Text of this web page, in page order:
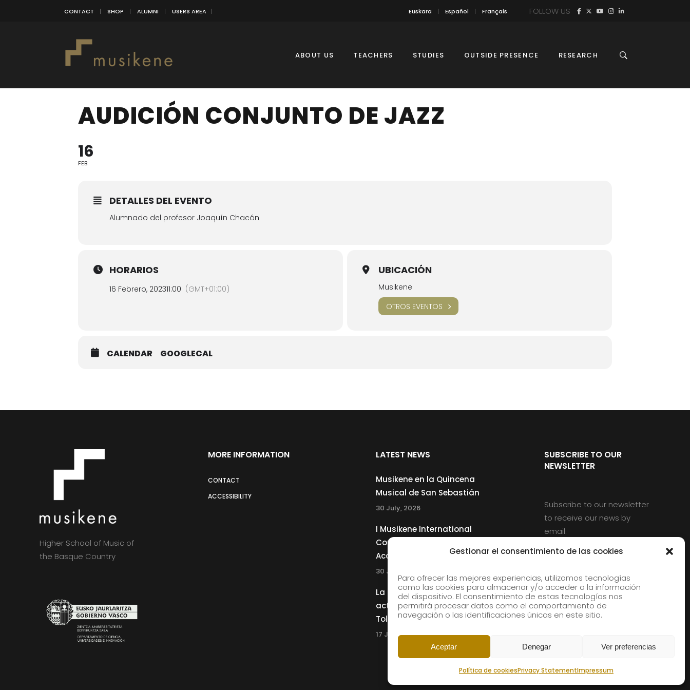
Gestionar el consentimiento de las cookies
Para ofrecer las mejores experiencias, utilizamos tecnologías
como las cookies para almacenar y/o acceder a la información
del dispositivo. El consentimiento de estas tecnologías nos
permitirá procesar datos como el comportamiento de
navegación o las identificaciones únicas en este sitio.
Aceptar Denegar Ver preferencias
Política de cookiesPrivacy StatementImpressum
CONTACT SHOP ALUMNI USERS AREA Euskara Español Français FOLLOW US
ABOUT US TEACHERS STUDIES OUTSIDE PRESENCE RESEARCH
AUDICIÓN CONJUNTO DE JAZZ
16
FEB
DETALLES DEL EVENTO
Alumnado del profesor Joaquín Chacón
HORARIOS
16 Febrero, 202311:00 (GMT+01:00)
UBICACIÓN
Musikene
OTROS EVENTOS
CALENDAR GOOGLECAL
Higher School of Music of
the Basque Country
MORE INFORMATION
CONTACT
ACCESSIBILITY
LATEST NEWS
Musikene en la Quincena
Musical de San Sebastián
30 July, 2026
I Musikene International
Competition for Young
Accordionists
30 July, 2026
La Musikene Big Band
actuará junto a Charles
Tolliver en el 61 Jazzaldia
17 July, 2026
SUBSCRIBE TO OUR
NEWSLETTER
Subscribe to our newsletter
to receive our news by
email.